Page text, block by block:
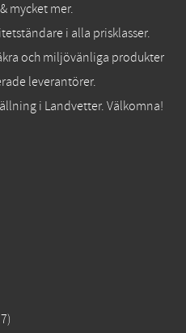
mycket mer.
i alla prisklasser.
och miljövänliga produkter
leverantörer.
i Landvetter. Välkomna!